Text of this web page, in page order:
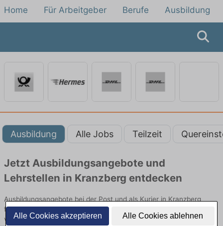
Alle Cookies akzeptieren Alle Cookies ablehnen
Home Für Arbeitgeber Berufe Ausbildung
Ausbildung Alle Jobs Teilzeit
Jetzt Ausbildungsangebote und
Lehrstellen in Kranzberg entdecken
Ausbildungsangebote bei der Post und als Kurier in Kranzberg
finden Sie von namhaften Firmen. Entdecken Sie freie Optionen
von Top-Arbeitgebern und bewerben Sie sich noch heute.